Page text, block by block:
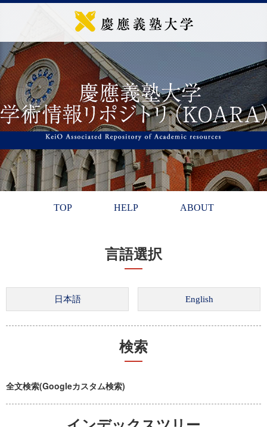
TOP HELP ABOUT
言語選択
検索
全文検索(Googleカスタム検索)